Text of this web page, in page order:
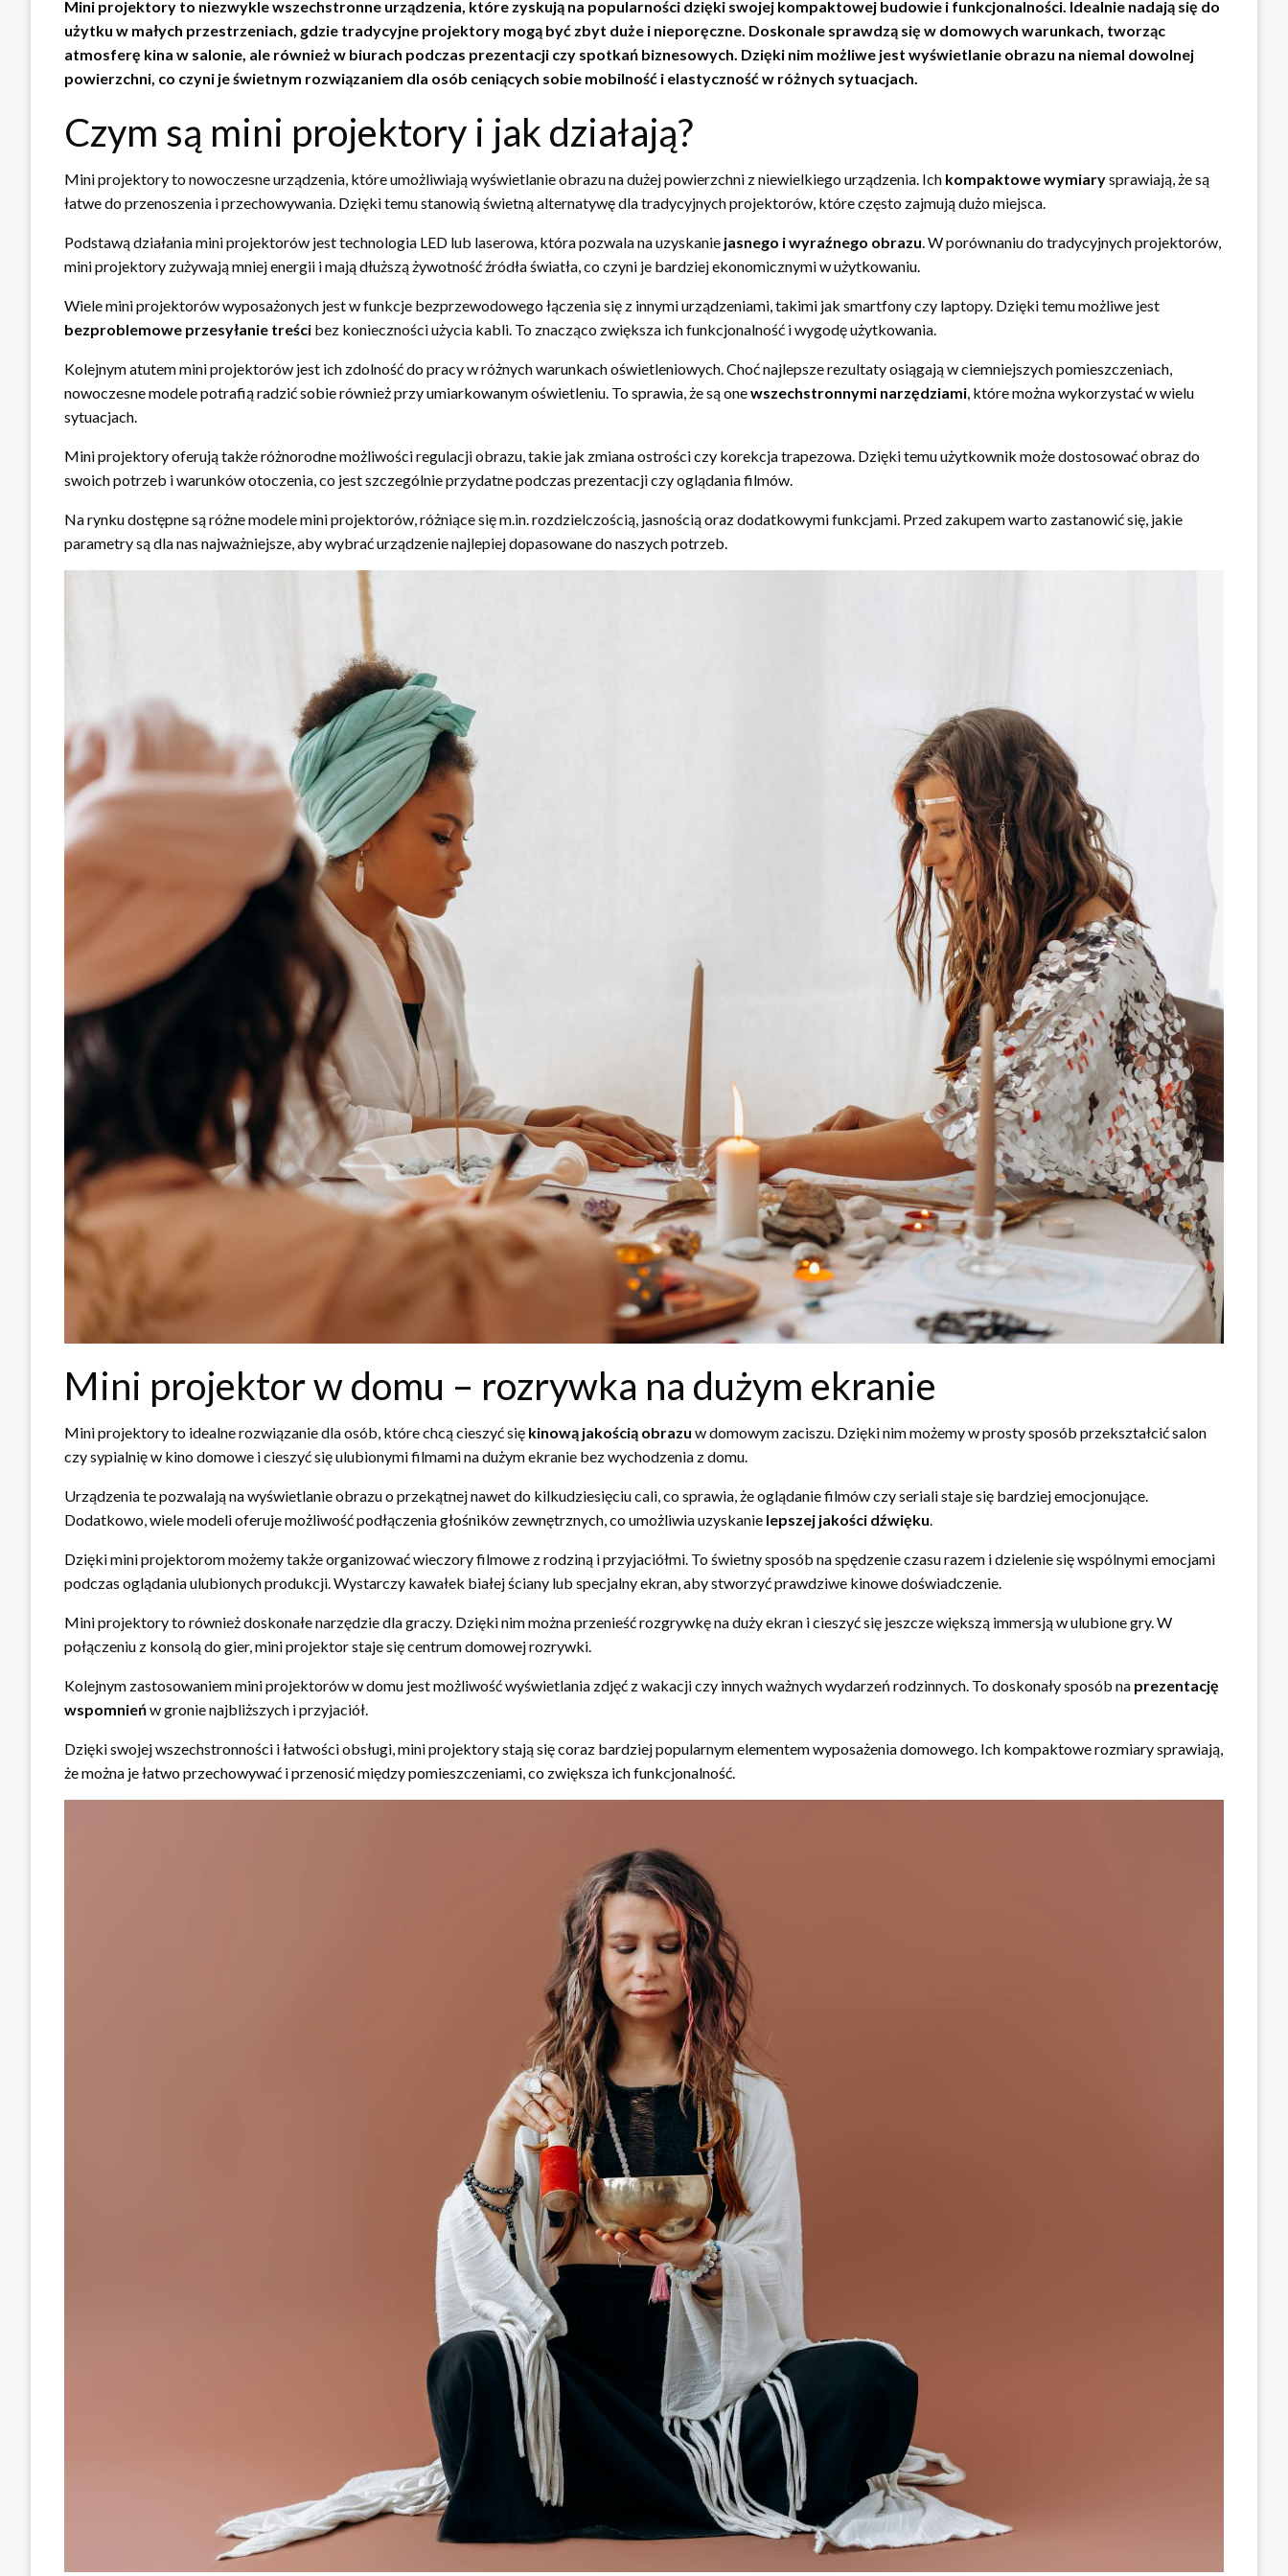
Mini projektory to niezwykle wszechstronne urządzenia, które zyskują na popularności dzięki swojej kompaktowej budowie i funkcjonalności. Idealnie nadają się do
użytku w małych przestrzeniach, gdzie tradycyjne projektory mogą być zbyt duże i nieporęczne. Doskonale sprawdzą się w domowych warunkach, tworząc
atmosferę kina w salonie, ale również w biurach podczas prezentacji czy spotkań biznesowych. Dzięki nim możliwe jest wyświetlanie obrazu na niemal dowolnej
powierzchni, co czyni je świetnym rozwiązaniem dla osób ceniących sobie mobilność i elastyczność w różnych sytuacjach.
Czym są mini projektory i jak działają?
Mini projektory to nowoczesne urządzenia, które umożliwiają wyświetlanie obrazu na dużej powierzchni z niewielkiego urządzenia. Ich kompaktowe wymiarysprawiają, że są
łatwe do przenoszenia i przechowywania. Dzięki temu stanowią świetną alternatywę dla tradycyjnych projektorów, które często zajmują dużo miejsca.
Podstawą działania mini projektorów jest technologia LED lub laserowa, która pozwala na uzyskanie jasnego i wyraźnego obrazu. W porównaniu do tradycyjnych projektorów,
mini projektory zużywają mniej energii i mają dłuższą żywotność źródła światła, co czyni je bardziej ekonomicznymi w użytkowaniu.
Wiele mini projektorów wyposażonych jest w funkcje bezprzewodowego łączenia się z innymi urządzeniami, takimi jak smartfony czy laptopy. Dzięki temu możliwe jest
bezproblemowe przesyłanie treści bez konieczności użycia kabli. To znacząco zwiększa ich funkcjonalność i wygodę użytkowania.
Kolejnym atutem mini projektorów jest ich zdolność do pracy w różnych warunkach oświetleniowych. Choć najlepsze rezultaty osiągają w ciemniejszych pomieszczeniach,
nowoczesne modele potrafią radzić sobie również przy umiarkowanym oświetleniu. To sprawia, że są onewszechstronnymi narzędziami, które można wykorzystać w wielu
sytuacjach.
Mini projektory oferują także różnorodne możliwości regulacji obrazu, takie jak zmiana ostrości czy korekcja trapezowa. Dzięki temu użytkownik może dostosować obraz do
swoich potrzeb i warunków otoczenia, co jest szczególnie przydatne podczas prezentacji czy oglądania filmów.
Na rynku dostępne są różne modele mini projektorów, różniące się m.in. rozdzielczością, jasnością oraz dodatkowymi funkcjami. Przed zakupem warto zastanowić się, jakie
parametry są dla nas najważniejsze, aby wybrać urządzenie najlepiej dopasowane do naszych potrzeb.
Mini projektor w domu – rozrywka na dużym ekranie
Mini projektory to idealne rozwiązanie dla osób, które chcą cieszyć się kinową jakością obrazu w domowym zaciszu. Dzięki nim możemy w prosty sposób przekształcić salon
czy sypialnię w kino domowe i cieszyć się ulubionymi filmami na dużym ekranie bez wychodzenia z domu.
Urządzenia te pozwalają na wyświetlanie obrazu o przekątnej nawet do kilkudziesięciu cali, co sprawia, że oglądanie filmów czy seriali staje się bardziej emocjonujące.
Dodatkowo, wiele modeli oferuje możliwość podłączenia głośników zewnętrznych, co umożliwia uzyskanie lepszej jakości dźwięku.
Dzięki mini projektorom możemy także organizować wieczory filmowe z rodziną i przyjaciółmi. To świetny sposób na spędzenie czasu razem i dzielenie się wspólnymi emocjami
podczas oglądania ulubionych produkcji. Wystarczy kawałek białej ściany lub specjalny ekran, aby stworzyć prawdziwe kinowe doświadczenie.
Mini projektory to również doskonałe narzędzie dla graczy. Dzięki nim można przenieść rozgrywkę na duży ekran i cieszyć się jeszcze większą immersją w ulubione gry. W
połączeniu z konsolą do gier, mini projektor staje się centrum domowej rozrywki.
Kolejnym zastosowaniem mini projektorów w domu jest możliwość wyświetlania zdjęć z wakacji czy innych ważnych wydarzeń rodzinnych. To doskonały sposób na prezentację
wspomnieńw gronie najbliższych i przyjaciół.
Dzięki swojej wszechstronności i łatwości obsługi, mini projektory stają się coraz bardziej popularnym elementem wyposażenia domowego. Ich kompaktowe rozmiary sprawiają,
że można je łatwo przechowywać i przenosić między pomieszczeniami, co zwiększa ich funkcjonalność.